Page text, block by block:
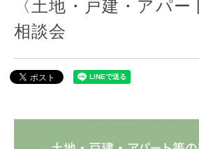
〈土地・戸建・アパー
相談会